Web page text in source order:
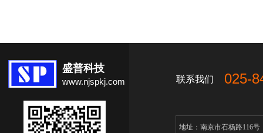
联系我们
盛普科技
www.njspkj.com 025-
地址：南京市石杨路116